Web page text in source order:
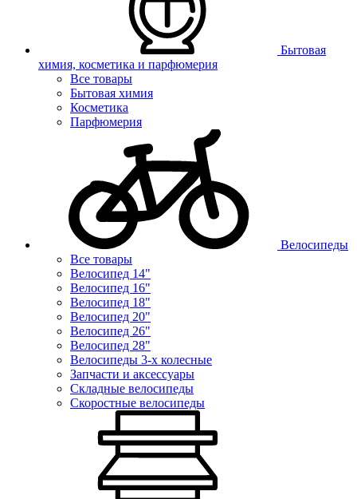
Бытовая
химия, косметика и парфюмерия
Все товары
Бытовая химия
Косметика
Парфюмерия
Велосипеды
Все товары
Велосипед 14"
Велосипед 16"
Велосипед 18"
Велосипед 20"
Велосипед 26"
Велосипед 28"
Велосипеды 3-х колесные
Запчасти и аксессуары
Складные велосипеды
Скоростные велосипеды